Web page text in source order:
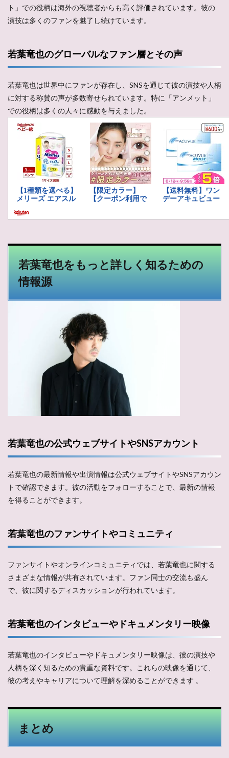
ト」での役柄は海外の視聴者からも高く評価されています。彼の
演技は多くのファンを魅了し続けています​​。
若葉竜也のグローバルなファン層とその声
若葉竜也は世界中にファンが存在し、SNSを通じて彼の演技や人柄
に対する称賛の声が多数寄せられています。特に「アンメット」
での役柄は多くの人々に感動を与えました​。
若葉竜也をもっと詳しく知るための
情報源
若葉竜也の公式ウェブサイトやSNSアカウント
若葉竜也の最新情報や出演情報は公式ウェブサイトやSNSアカウン
トで確認できます。彼の活動をフォローすることで、最新の情報
を得ることができます​​。
若葉竜也のファンサイトやコミュニティ
ファンサイトやオンラインコミュニティでは、若葉竜也に関する
さまざまな情報が共有されています。ファン同士の交流も盛ん
で、彼に関するディスカッションが行われています​​。
若葉竜也のインタビューやドキュメンタリー映像
若葉竜也のインタビューやドキュメンタリー映像は、彼の演技や
人柄を深く知るための貴重な資料です。これらの映像を通じて、
彼の考えやキャリアについて理解を深めることができます​ 。
まとめ